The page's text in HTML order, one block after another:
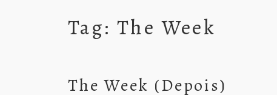
Tag: The Week
The Week (Depois)